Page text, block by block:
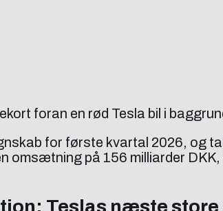
for første kvartal 2026, og
omsætning på 156 milliarder